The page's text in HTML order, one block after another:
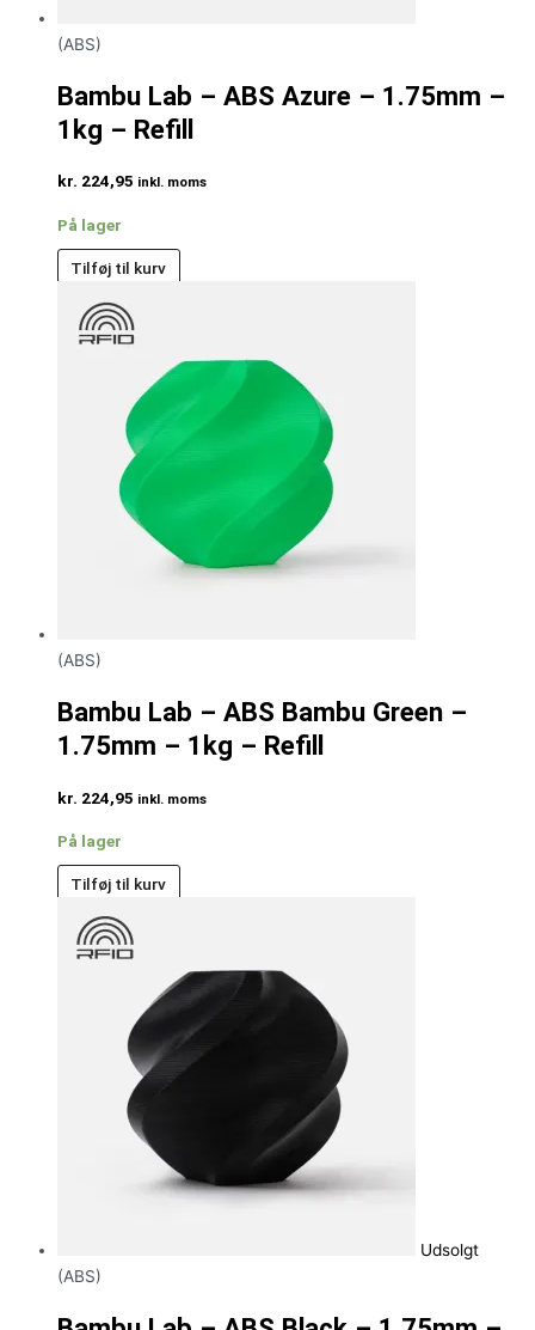
(ABS)
Bambu Lab – ABS Azure – 1.75mm –
1kg – Refill
kr. 224,95 inkl. moms
På lager
Tilføj til kurv
(ABS)
Bambu Lab – ABS Bambu Green –
1.75mm – 1kg – Refill
kr. 224,95 inkl. moms
På lager
Tilføj til kurv
Udsolgt
(ABS)